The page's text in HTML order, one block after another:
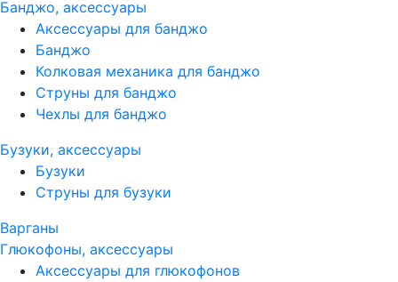
Банджо, аксессуары
Аксессуары для банджо
Банджо
Колковая механика для банджо
Струны для банджо
Чехлы для банджо
Бузуки, аксессуары
Бузуки
Струны для бузуки
Варганы
Глюкофоны, аксессуары
Аксессуары для глюкофонов